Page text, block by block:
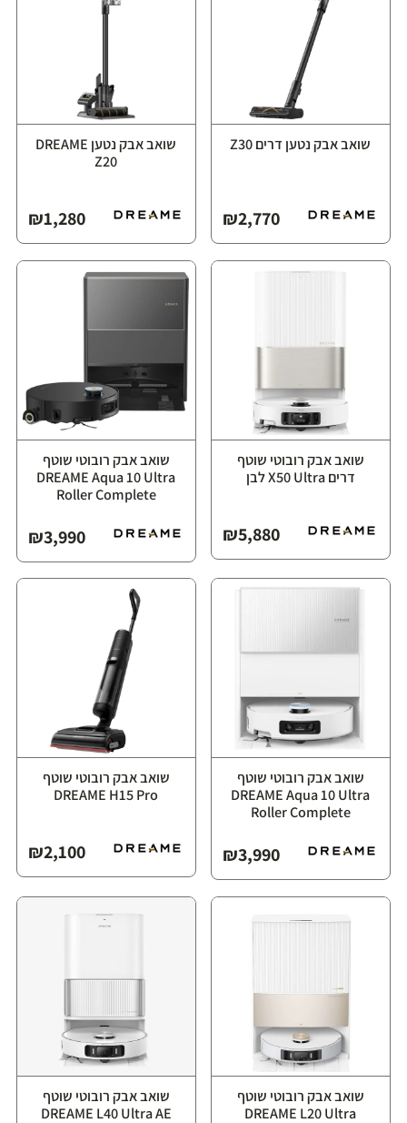
שואב אבק נטען דרים Z30
₪2,770
שואב אבק נטען ⁦DREAME
Z20⁩
₪1,280
שואב אבק רובוטי שוטף
דרים X50 Ultra לבן
₪5,880
שואב אבק רובוטי שוטף
⁦DREAME Aqua 10 Ultra
Roller Complete⁩
₪3,990
שואב אבק רובוטי שוטף
⁦DREAME Aqua 10 Ultra
Roller Complete⁩
₪3,990
שואב אבק רובוטי שוטף
₪2,100
שואב אבק רובוטי שוטף
שואב אבק רובוטי שוטף